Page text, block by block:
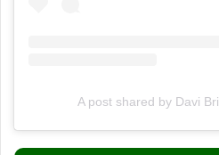
A post shared by Davi